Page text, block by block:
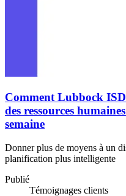
Comment Lubbock
des ressources
semaine
Donner plus de moyens à un
planification plus intelligente
Publié
Témoignages clients